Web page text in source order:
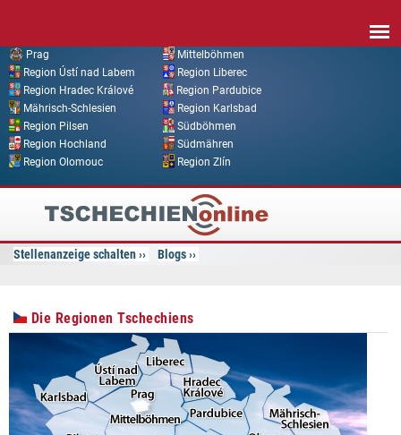
Prag
Mittelböhmen
Region Ústí nad Labem
Region Liberec
Region Hradec Králové
Region Pardubice
Mährisch-Schlesien
Region Karlsbad
Region Pilsen
Südböhmen
Region Hochland
Südmähren
Region Olomouc
Region Zlín
Tschechien
Online
Stellenanzeige schalten Blogs
Die Regionen Tschechiens